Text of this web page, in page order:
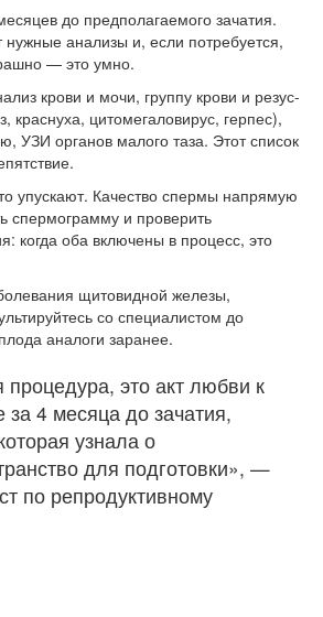
до предполагаемого зачатия.
нужные анализы и, если потребуется,
— это умно.
крови и мочи, группу крови и резус-
цитомегаловирус, герпес),
органов малого таза. Этот список
упускают. Качество спермы напрямую
спермограмму и проверить
когда оба включены в процесс, это
щитовидной железы,
со специалистом до
аналоги заранее.
это акт любви к
4 месяца до зачатия,
узнала о
для подготовки», —
по репродуктивному